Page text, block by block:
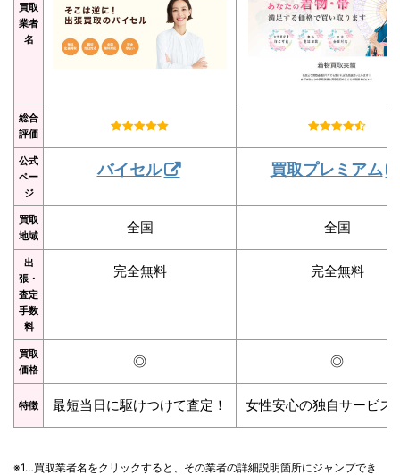
買取
業者
名
総合
評価
公式
ペー
ジ
バイセル 買取プレミアム
買取
地域
全国 全国
出
張・
査定
手数
料
完全無料 完全無料
買取
価格
◎ ◎
特徴 最短当日に駆けつけて査定！ 女性安心の独自サービス
※1…買取業者名をクリックすると、その業者の詳細説明箇所にジャンプでき